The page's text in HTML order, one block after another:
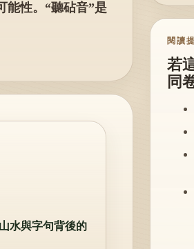
能性。“聽砧音”是
水與字句背後的
閱讀
若
同